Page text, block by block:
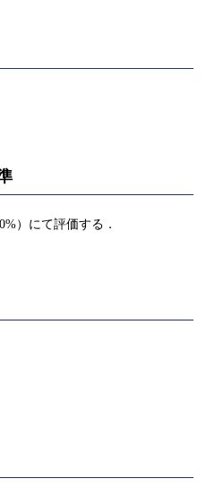
）にて評価する．